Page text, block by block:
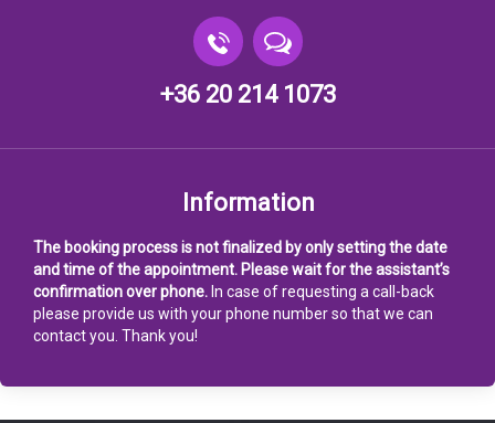
+36 20 214 1073
Information
The booking process is not finalized by only setting the date
and time of the appointment. Please wait for the assistant’s
confirmation over phone. In case of requesting a call-back
please provide us with your phone number so that we can
contact you. Thank you!